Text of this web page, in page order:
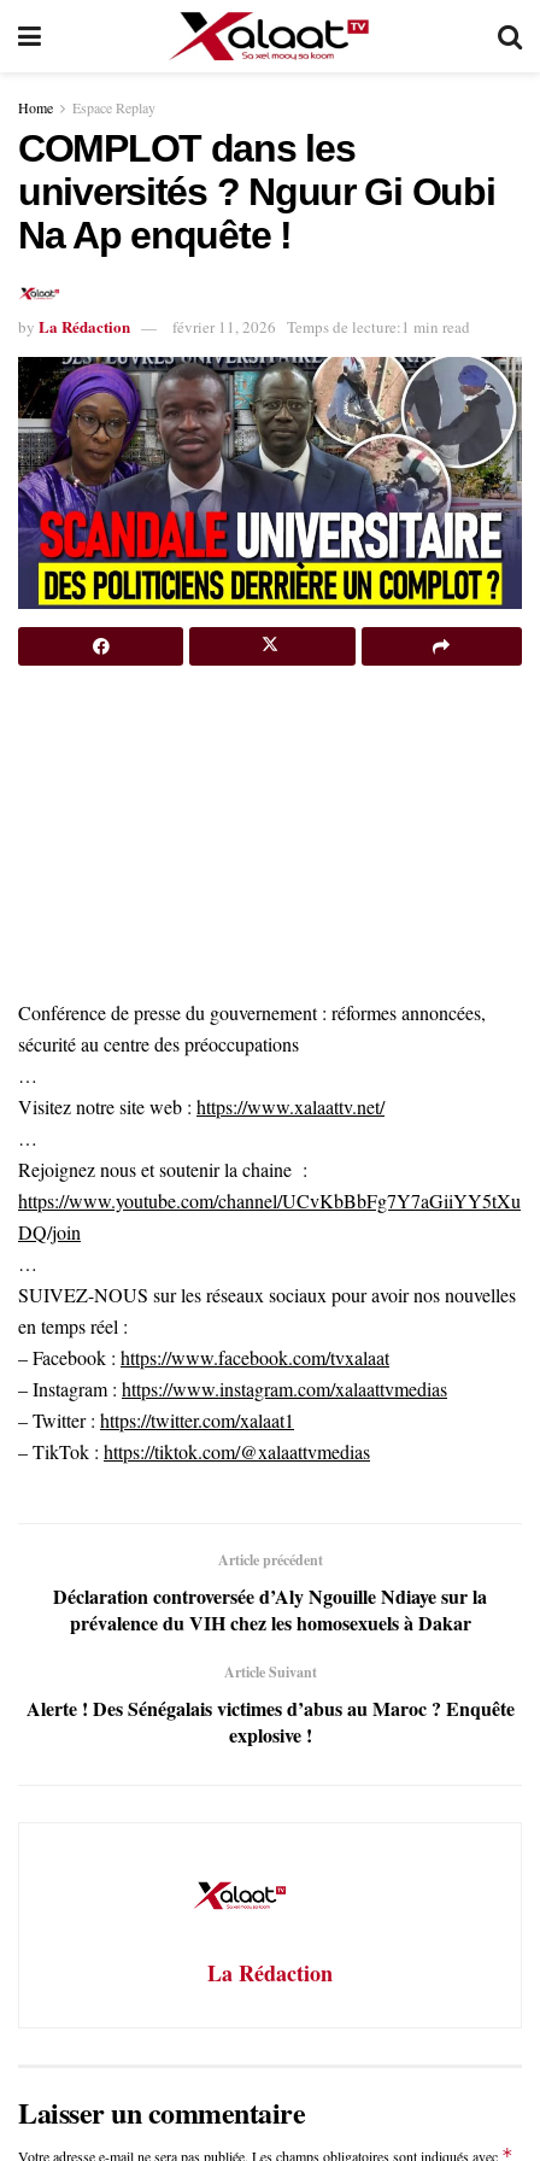
Home Espace Replay
COMPLOT dans les
universités ? Nguur Gi Oubi
Na Ap enquête !
by La Rédaction février 11, 2026 Temps de lecture:1 min read
Conférence de presse du gouvernement : réformes annoncées,
sécurité au centre des préoccupations
…
Visitez notre site web : https://www.xalaattv.net/
…
Rejoignez nous et soutenir la chaine :
https://www.youtube.com/channel/UCvKbBbFg7Y7aGiiYY5tXu
DQ/join
…
SUIVEZ-NOUS sur les réseaux sociaux pour avoir nos nouvelles
en temps réel :
– Facebook : https://www.facebook.com/tvxalaat
– Instagram : https://www.instagram.com/xalaattvmedias
– Twitter : https://twitter.com/xalaat1
– TikTok : https://tiktok.com/@xalaattvmedias
Article précédent
Déclaration controversée d’Aly Ngouille Ndiaye sur la
prévalence du VIH chez les homosexuels à Dakar
Article Suivant
Alerte ! Des Sénégalais victimes d’abus au Maroc ? Enquête
explosive !
La Rédaction
Laisser un commentaire
Votre adresse e-mail ne sera pas publiée. Les champs obligatoires sont indiqués avec *